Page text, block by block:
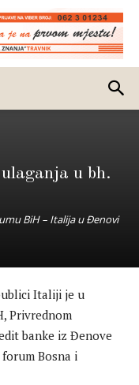
u bh.
BiH – Italija u Đenovi
Italiji je u
Privrednom
banke iz Đenove
Bosna i